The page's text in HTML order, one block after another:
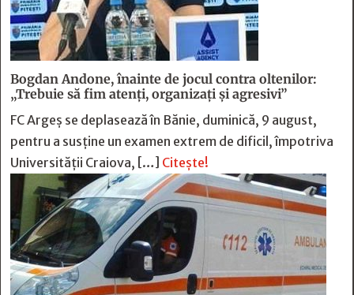
Bogdan Andone, înainte de jocul contra oltenilor:
„Trebuie să fim atenți, organizați și agresivi”
FC Argeș se deplasează în Bănie, duminică, 9 august,
pentru a susține un examen extrem de dificil, împotriva
Universității Craiova, […] Citește!